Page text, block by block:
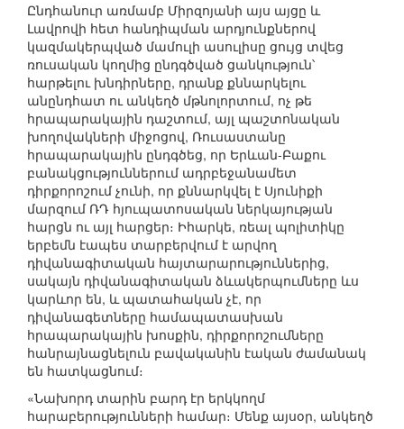
Ընդհանուր առմամբ Միրզոյանի այս այցը և
Լավրովի հետ հանդիպման արդյունքներով
կազմակերպված մամուլի ասուլիսը ցույց տվեց
ռուսական կողմից ընդգծված ցանկություն՝
հարթելու խնդիրները, դրանք քննարկելու
անընդհատ ու անկեղծ մթնոլորտում, ոչ թե
հրապարակային դաշտում, այլ պաշտոնական
խողովակների միջոցով, Ռուսաստանը
հրապարակային ընդգծեց, որ Երևան-Բաքու
բանակցություններում ադրբեջանամետ
դիրքորոշում չունի, որ քննարկվել է Սյունիքի
մարզում ՌԴ հյուպատոսական ներկայության
հարցն ու այլ հարցեր։ Իհարկե, ռեալ պոլիտիկը
երբեմն էապես տարբերվում է արվող
դիվանագիտական հայտարարություններից,
սակայն դիվանագիտական ձևակերպումները ևս
կարևոր են, և պատահական չէ, որ
դիվանագետները համապատասխան
հրապարակային խոսքին, դիրքորոշումները
հանրայնացնելուն բավականին էական ժամանակ
են հատկացնում։
«Նախորդ տարին բարդ էր երկկողմ
հարաբերությունների համար։ Մենք այսօր, անկեղծ